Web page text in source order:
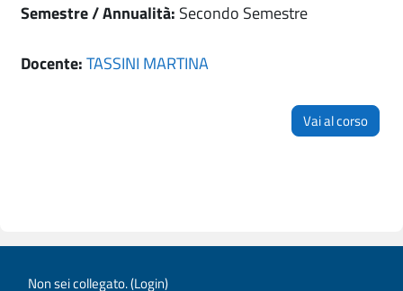
Semestre / Annualità: Secondo Semestre
Docente:TASSINI MARTINA
Vai al corso
Non sei collegato. (Login)